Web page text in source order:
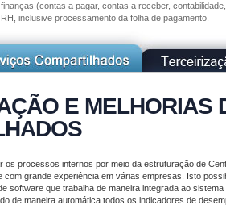
(contas a pagar, contas a receber,
inclusive processamento da folha de pagamento.
E MELHORIAS
os processos internos por meio da estruturação de
com grande experiência em várias empresas. Isto
software que trabalha de maneira integrada ao
de maneira automática todos os indicadores de